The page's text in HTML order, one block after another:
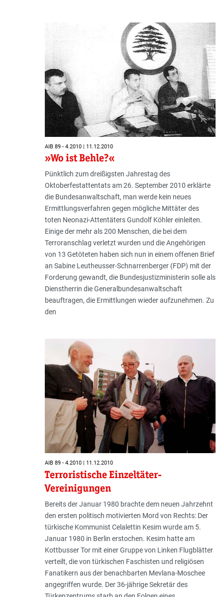
AIB 89 - 4.2010 | 11.12.2010
»Wo ist Behle?«
Pünktlich zum dreißigsten Jahrestag des
Oktoberfestattentats am 26. September 2010 erklärte
die Bundesanwaltschaft, man werde kein neues
Ermittlungsverfahren gegen mögliche Mittäter des
toten Neonazi-Attentäters Gundolf Köhler einleiten.
Einige der mehr als 200 Menschen, die bei dem
Terroranschlag verletzt wurden und die Angehörigen
von 13 Getöteten haben sich nun in einem offenen Brief
an Sabine Leutheusser-Schnarrenberger (FDP) mit der
Forderung gewandt, die Bundesjustizministerin solle als
Dienstherrin die Generalbundesanwaltschaft
beauftragen, die Ermittlungen wieder aufzunehmen. Zu
den
AIB 89 - 4.2010 | 11.12.2010
Terroristische Einzeltäter-
Vereinigungen
Bereits der Januar 1980 brachte dem neuen Jahrzehnt
den ersten politisch motivierten Mord von Rechts: Der
türkische Kommunist Celalettin Kesim wurde am 5.
Januar 1980 in Berlin erstochen. Kesim hatte am
Kottbusser Tor mit einer Gruppe von Linken Flugblätter
verteilt, die von türkischen Faschisten und religiösen
Fanatikern aus der benachbarten Mevlana-Moschee
angegriffen wurde. Der 36-jährige Sekretär des